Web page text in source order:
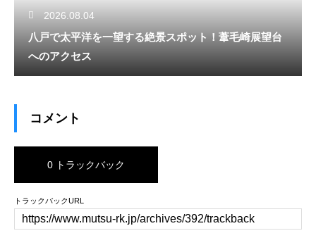
2026.08.04
八戸で太平洋を一望する絶景スポット！葦毛崎展望台
へのアクセス
コメント
0 トラックバック
トラックバックURL